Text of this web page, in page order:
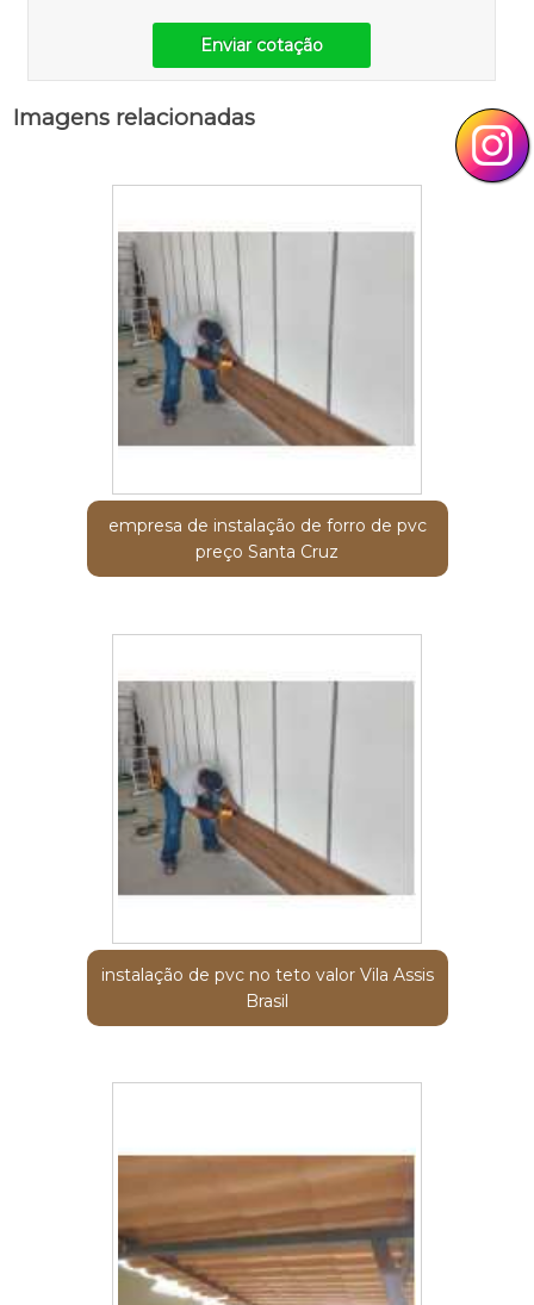
Enviar cotação
Imagens relacionadas
empresa de instalação de forro de pvc
preço Santa Cruz
instalação de pvc no teto valor Vila Assis
Brasil